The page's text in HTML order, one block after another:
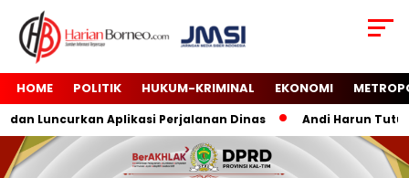
HOME POLITIK HUKUM-KRIMINAL EKONOMI
Luncurkan Aplikasi Perjalanan Dinas Andi Harun Tutup